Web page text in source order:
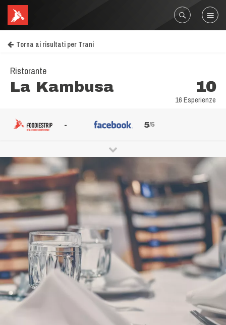
Torna ai risultati per Trani
Ristorante
La Kambusa 10
16 Esperienze
- 5/5